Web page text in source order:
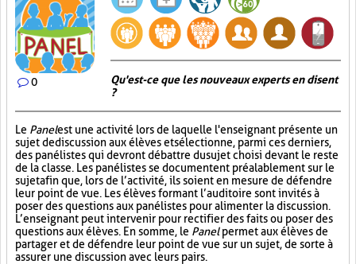
0
Qu'est-ce que les nouveaux experts en disent
?
Le Panelest une activité lors de laquelle l'enseignant présente un
sujet de discussion aux élèves et sélectionne, parmi ces derniers,
des panélistes qui devront débattre du sujet choisi devant le reste
de la classe. Les panélistes se documentent préalablement sur le
sujet afin que, lors de l’activité, ils soient en mesure de défendre
leur point de vue. Les élèves formant l’auditoire sont invités à
poser des questions aux panélistes pour alimenter la discussion.
L’enseignant peut intervenir pour rectifier des faits ou poser des
questions aux élèves. En somme, le Panelpermet aux élèves de
partager et de défendre leur point de vue sur un sujet, de sorte à
assurer une discussion avec leurs pairs.